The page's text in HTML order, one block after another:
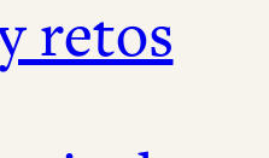
retos